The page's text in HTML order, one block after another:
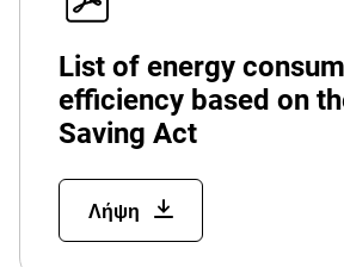
List of energy
efficiency based on
Saving Act
Λήψη